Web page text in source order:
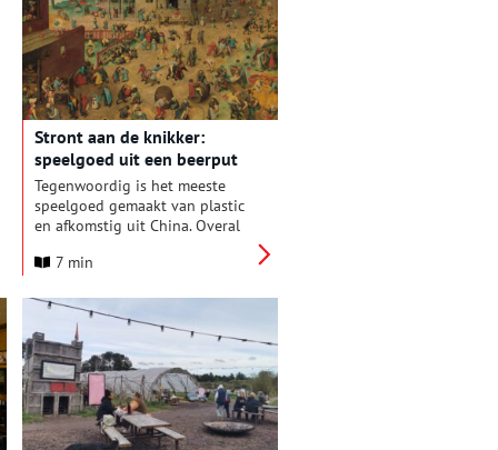
Stront aan de knikker:
speelgoed uit een beerput
Tegenwoordig is het meeste
speelgoed gemaakt van plastic
en afkomstig uit China. Overal
beetje alles maakt geluid en
kinderen eeuwenlang met
handgemaakt speelgoed van
natuurlijke materialen. Tijdens
archeologische opgravingen
worden er regelmatig knikkers,
tollen, poppengoed, dobbel- en
dominostenen teruggevonden.
Zoals bij een opgraving van een
7 min